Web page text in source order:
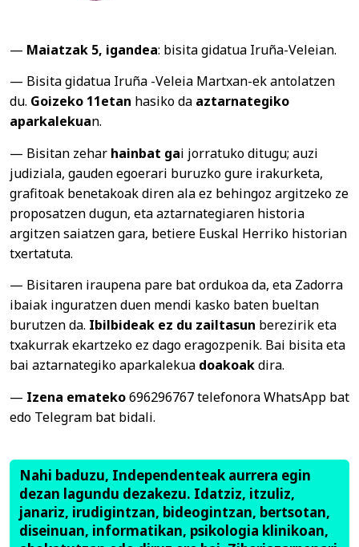
— Maiatzak 5, igandea: bisita gidatua Iruña-Veleian.
— Bisita gidatua Iruña -Veleia Martxan-ek antolatzen
du. Goizeko 11etan hasiko da aztarnategiko
aparkalekuan.
— Bisitan zehar hainbat gai jorratuko ditugu; auzi
judiziala, gauden egoerari buruzko gure irakurketa,
grafitoak benetakoak diren ala ez behingoz argitzeko ze
proposatzen dugun, eta aztarnategiaren historia
argitzen saiatzen gara, betiere Euskal Herriko historian
txertatuta.
— Bisitaren iraupena pare bat ordukoa da, eta Zadorra
ibaiak inguratzen duen mendi kasko baten bueltan
burutzen da. Ibilbideak ez du zailtasun berezirik eta
txakurrak ekartzeko ez dago eragozpenik. Bai bisita eta
bai aztarnategiko aparkalekua doakoakdira.
— Izena emateko696296767 telefonora WhatsApp bat
edo Telegram bat bidali.
Nahi baduzu, Independenteak aurrera egin
dezan lagundu dezakezu. Idatziz, itzuliz,
janariz, irudigintzan, bideogintzan, bertsotan,
diseinuan, informatikan, psikologia klinikoan,